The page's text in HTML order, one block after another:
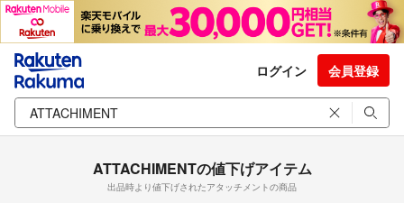
ログイン 会員登録
ATTACHIMENTの値下げアイテム
出品時より値下げされたアタッチメントの商品